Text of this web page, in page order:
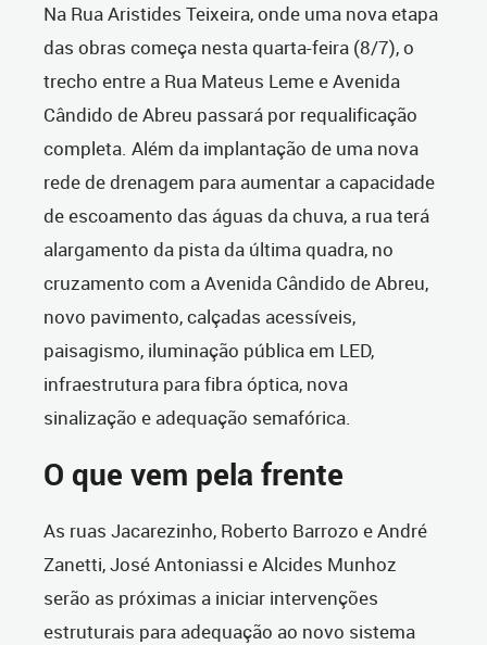
Na Rua Aristides Teixeira, onde uma nova etapa
das obras começa nesta quarta-feira (8/7), o
trecho entre a Rua Mateus Leme e Avenida
Cândido de Abreu passará por requalificação
completa. Além da implantação de uma nova
rede de drenagem para aumentar a capacidade
de escoamento das águas da chuva, a rua terá
alargamento da pista da última quadra, no
cruzamento com a Avenida Cândido de Abreu,
novo pavimento, calçadas acessíveis,
paisagismo, iluminação pública em LED,
infraestrutura para fibra óptica, nova
sinalização e adequação semafórica.
O que vem pela frente
As ruas Jacarezinho, Roberto Barrozo e André
Zanetti, José Antoniassi e Alcides Munhoz
serão as próximas a iniciar intervenções
estruturais para adequação ao novo sistema